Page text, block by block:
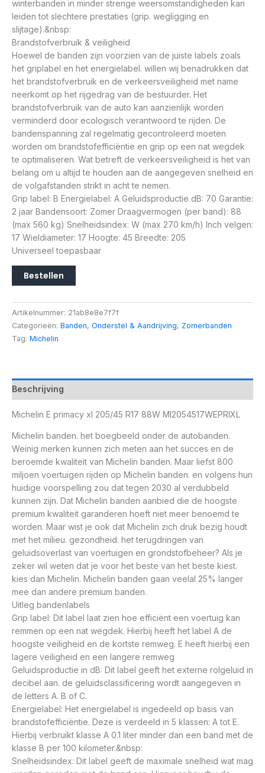
winterbanden in minder strenge weersomstandigheden kan
leiden tot slechtere prestaties (grip. wegligging en
slijtage).&nbsp:
Brandstofverbruik & veiligheid
Hoewel de banden zijn voorzien van de juiste labels zoals
het griplabel en het energielabel. willen wij benadrukken dat
het brandstofverbruik en de verkeersveiligheid met name
neerkomt op het rijgedrag van de bestuurder. Het
brandstofverbruik van de auto kan aanzienlijk worden
verminderd door ecologisch verantwoord te rijden. De
bandenspanning zal regelmatig gecontroleerd moeten
worden om brandstofefficiëntie en grip op een nat wegdek
te optimaliseren. Wat betreft de verkeersveiligheid is het van
belang om u altijd te houden aan de aangegeven snelheid en
de volgafstanden strikt in acht te nemen.
Grip label: B Energielabel: A Geluidsproductie dB: 70 Garantie:
2 jaar Bandensoort: Zomer Draagvermogen (per band): 88
(max 560 kg) Snelheidsindex: W (max 270 km/h) Inch velgen:
17 Wieldiameter: 17 Hoogte: 45 Breedte: 205
Universeel toepasbaar
Bestellen
Artikelnummer: 21ab8e8e7f7f
Categorieën: Banden, Onderstel & Aandrijving, Zomerbanden
Tag: Michelin
Beschrijving
Michelin E primacy xl 205/45 R17 88W MI2054517WEPRIXL
Michelin banden. het boegbeeld onder de autobanden.
Weinig merken kunnen zich meten aan het succes en de
beroemde kwaliteit van Michelin banden. Maar liefst 800
miljoen voertuigen rijden op Michelin banden. en volgens hun
huidige voorspelling zou dat tegen 2030 al verdubbeld
kunnen zijn. Dat Michelin banden aanbied die de hoogste
premium kwaliteit garanderen hoeft niet meer benoemd te
worden. Maar wist je ook dat Michelin zich druk bezig houdt
met het milieu. gezondheid. het terugdringen van
geluidsoverlast van voertuigen en grondstofbeheer? Als je
zeker wil weten dat je voor het beste van het beste kiest.
kies dan Michelin. Michelin banden gaan veelal 25% langer
mee dan andere premium banden.
Uitleg bandenlabels
Grip label: Dit label laat zien hoe efficiënt een voertuig kan
remmen op een nat wegdek. Hierbij heeft het label A de
hoogste veiligheid en de kortste remweg. E heeft hierbij een
lagere veiligheid en een langere remweg
Geluidsproductie in dB: Dit label geeft het externe rolgeluid in
decibel aan. de geluidsclassificering wordt aangegeven in
de letters A. B of C.
Energielabel: Het energielabel is ingedeeld op basis van
brandstofefficiëntie. Deze is verdeeld in 5 klassen: A tot E.
Hierbij verbruikt klasse A 0.1 liter minder dan een band met de
klasse B per 100 kilometer.&nbsp:
Snelheidsindex: Dit label geeft de maximale snelheid wat mag